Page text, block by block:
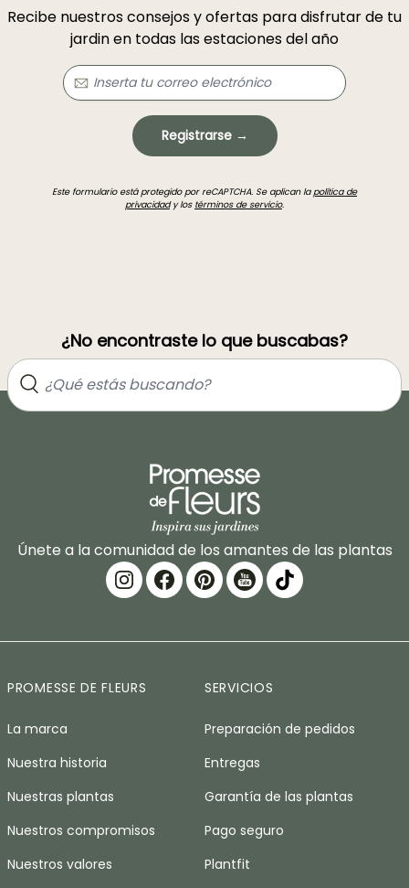
Recibe nuestros consejos y ofertas para disfrutar de tu
jardin en todas las estaciones del año
Registrarse →
Este formulario está protegido por reCAPTCHA. Se aplican lapolítica de
privacidady los términos de servicio.
¿No encontraste lo que buscabas?
Únete a la comunidad de los amantes de las plantas
PROMESSE DE FLEURS
La marca
Nuestra historia
Nuestras plantas
Nuestros compromisos
Nuestros valores
SERVICIOS
Preparación de pedidos
Entregas
Garantía de las plantas
Pago seguro
Plantfit